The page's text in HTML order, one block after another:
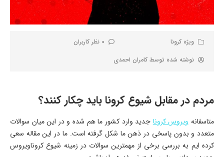
ویژه کرونا
0 نظر کاربران
نوشته شده توسط کامران احمدی
مردم در مقابل شیوع کرونا باید چکار کنند؟
متاسفانهویروس کروناجدید وارد کشور ما هم شده و در این میان سوالات
متعدد و بدون پاسخی در ذهن ما شکل گرفته است. ما در این مقاله سعی
کرده ایم به بررسی برخی از مهمترین سوالات در زمینه شیوع کروناویروس